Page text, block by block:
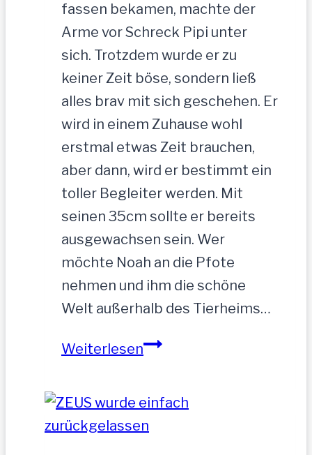
fassen bekamen, machte der
Arme vor Schreck Pipi unter
sich. Trotzdem wurde er zu
keiner Zeit böse, sondern ließ
alles brav mit sich geschehen. Er
wird in einem Zuhause wohl
erstmal etwas Zeit brauchen,
aber dann, wird er bestimmt ein
toller Begleiter werden. Mit
seinen 35cm sollte er bereits
ausgewachsen sein. Wer
möchte Noah an die Pfote
nehmen und ihm die schöne
Welt außerhalb des Tierheims…
WeiterlesenNOAH-
Rüde,
35